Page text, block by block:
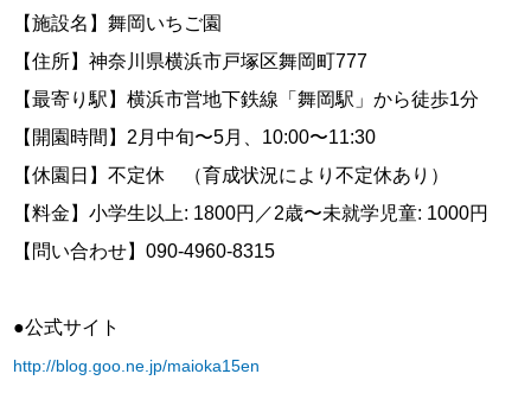
【施設名】舞岡いちご園
【住所】神奈川県横浜市戸塚区舞岡町777
【最寄り駅】横浜市営地下鉄線「舞岡駅」から徒歩1分
【開園時間】2月中旬〜5月、10:00〜11:30
【休園日】不定休 （育成状況により不定休あり）
【料金】小学生以上: 1800円／2歳〜未就学児童: 1000円
【問い合わせ】090-4960-8315
●公式サイト
http://blog.goo.ne.jp/maioka15en